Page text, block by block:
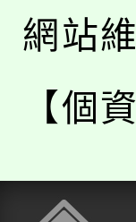
網站
【個